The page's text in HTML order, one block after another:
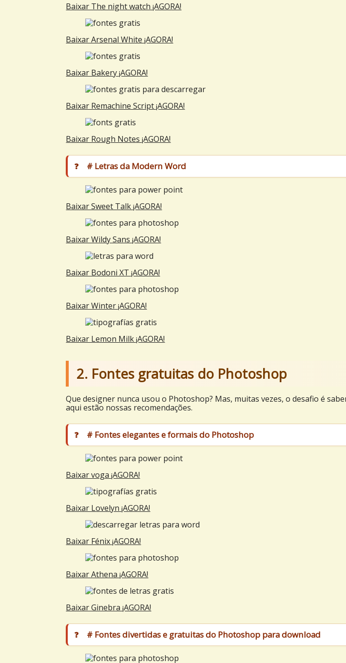
Baixar The night watch ¡AGORA!
Baixar Arsenal White ¡AGORA!
Baixar Bakery ¡AGORA!
Baixar Remachine Script ¡AGORA!
Baixar Rough Notes ¡AGORA!
# Letras da Modern Word
Baixar Sweet Talk ¡AGORA!
Baixar Wildy Sans ¡AGORA!
Baixar Bodoni XT ¡AGORA!
Baixar Winter ¡AGORA!
Baixar Lemon Milk ¡AGORA!
2. Fontes gratuitas do Photoshop
Que designer nunca usou o Photoshop? Mas, muitas vezes, o desafio é
aqui estão nossas recomendações.
# Fontes elegantes e formais do Photoshop
Baixar voga ¡AGORA!
Baixar Lovelyn ¡AGORA!
Baixar Fénix ¡AGORA!
Baixar Athena ¡AGORA!
Baixar Ginebra ¡AGORA!
# Fontes divertidas e gratuitas do Photoshop para download